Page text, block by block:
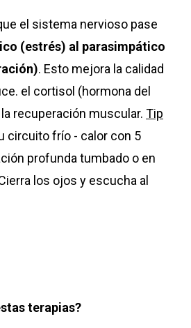
el sistema nervioso pase
(estrés) al parasimpático
. Esto mejora la calidad
el cortisol (hormona del
recuperación muscular. Tip
circuito frío - calor con 5
profunda tumbado o en
los ojos y escucha al
terapias?